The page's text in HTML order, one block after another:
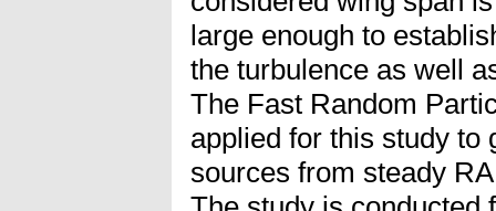
large enough to
the turbulence as well
The Fast Random
applied for this study to
sources from steady